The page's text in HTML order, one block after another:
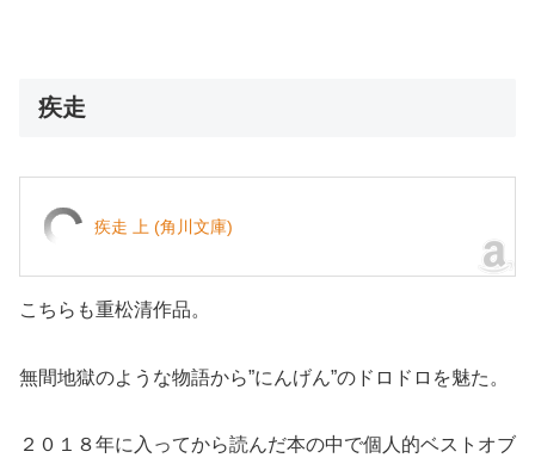
疾走
疾走 上 (角川文庫)
こちらも重松清作品。
無間地獄のような物語から”にんげん”のドロドロを魅た。
２０１８年に入ってから読んだ本の中で個人的ベストオブ